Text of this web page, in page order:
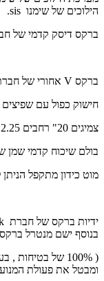
הילוכים של שימנו sis
.
ברקס דיסק קדמי של
ברקס V אחורי של
חישוק כפול עם שפיצים שחורים
צמיגים 20" רחבים 2.25 של חברת קנדה חתח 50/50 .
בולם שיכוח קדמי שמן
מוט כידון מתקפל הניתן
ידיות ברקס של חברת
בנוסף ישם מנטרל ברקס
( 100% של
ומבטל את פעולת